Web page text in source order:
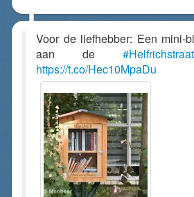
Voor de liefhebber: Een mini-
aan de #Helfrichstraat
https://t.co/Hec10MpaDu